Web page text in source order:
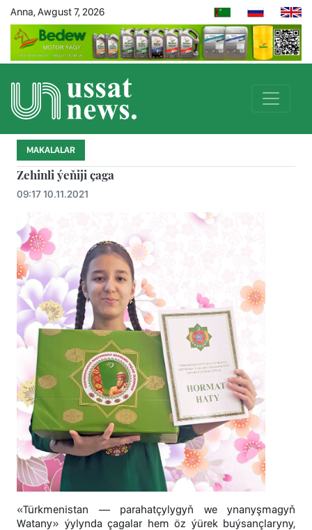
Anna, Awgust 7, 2026
MAKALALAR
Zehinli ýeňiji çaga
09:17 10.11.2021
«Türkmenistan — parahatçylygyň we ynanyşmagyň
Watany» ýylynda çagalar hem öz ýürek buýsançlaryny,